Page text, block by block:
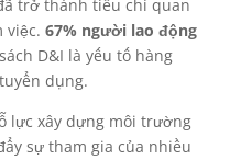
trở thành tiêu chí quan
việc. 67% người lao động
D&I là yếu tố hàng
dụng.
lực xây dựng môi trường
sự tham gia của nhiều